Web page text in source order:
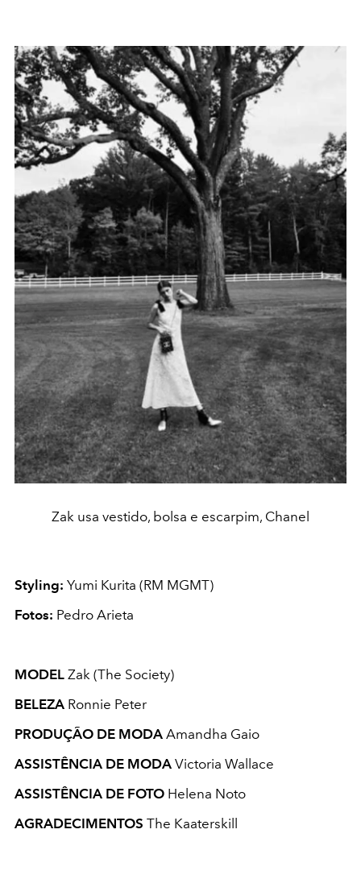
Zak usa vestido, bolsa e escarpim, Chanel
Styling: Yumi Kurita (RM MGMT)
Fotos: Pedro Arieta
MODEL Zak (The Society)
BELEZA Ronnie Peter
PRODUÇÃO DE MODA Amandha Gaio
ASSISTÊNCIA DE MODA Victoria Wallace
ASSISTÊNCIA DE FOTO Helena Noto
AGRADECIMENTOS The Kaaterskill